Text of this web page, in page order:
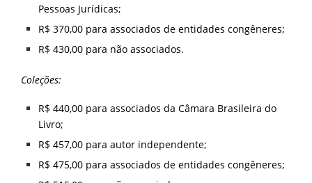
Pessoas Jurídicas;
R$ 370,00 para associados de entidades congêneres;
R$ 430,00 para não associados.
Coleções:
R$ 440,00 para associados da Câmara Brasileira do
Livro;
R$ 457,00 para autor independente;
R$ 475,00 para associados de entidades congêneres;